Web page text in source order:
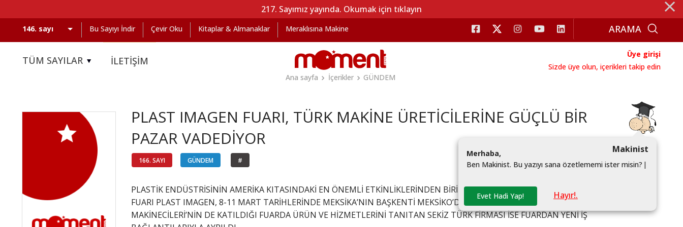
217. Sayımız yayında. Okumak için tıklayın ⨯
Bu Sayıyı İndir Çevir Oku Kitaplar & Almanaklar Meraklısına Makine
TÜM SAYILAR İLETİŞİM
Üye girişi
Sizde üye olun, içerikleri takip edin
Ana sayfa
İçerikler GÜNDEM
PLAST IMAGEN FUARI, TÜRK MAKİNE ÜRETİCİLERİNE GÜÇLÜ BİR
PAZAR VADEDİYOR
166. SAYI GÜNDEM #
Makinist
Merhaba,
Ben Makinist. Bu yazıyı sana özetlememi ister misin? |
Evet Hadi Yap! Hayır!.
PLASTİK ENDÜSTRİSİNİN AMERİKA KITASINDAKİ EN ÖNEMLİ ETKİNLİKLERİNDEN BİRİ OLAN PLASTİK MAKİNE, EKİPMAN VE MALZEME
FUARI PLAST IMAGEN, 8-11 MART TARİHLERİNDE MEKSİKA’NIN BAŞKENTİ MEKSİKO’DA GERÇEKLEŞTİRİLDİ. TÜRKİYE’NİN
MAKİNECİLERİ’NİN DE KATILDIĞI FUARDA ÜRÜN VE HİZMETLERİNİ TANITAN SEKİZ TÜRK FİRMASI İSE FUARDAN YENİ İŞ